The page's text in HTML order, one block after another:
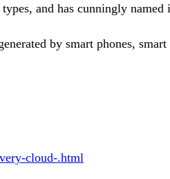
and has cunningly
by smart phones,
cloud-.html